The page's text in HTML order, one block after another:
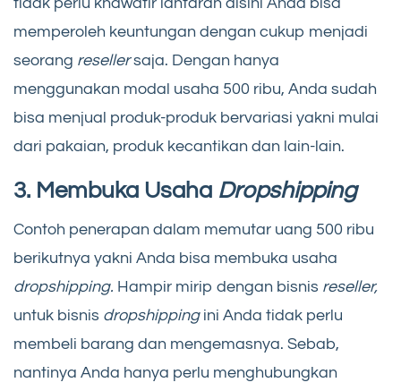
memperoleh keuntungan dengan cukup menjadi
seorang resellersaja. Dengan hanya
menggunakan modal usaha 500 ribu, Anda sudah
bisa menjual produk-produk bervariasi yakni mulai
dari pakaian, produk kecantikan dan lain-lain.
3. Membuka Usaha Dropshipping
Contoh penerapan dalam memutar uang 500 ribu
berikutnya yakni Anda bisa membuka usaha
dropshipping. Hampir mirip dengan bisnis reseller,
untuk bisnis dropshipping ini Anda tidak perlu
membeli barang dan mengemasnya. Sebab,
nantinya Anda hanya perlu menghubungkan